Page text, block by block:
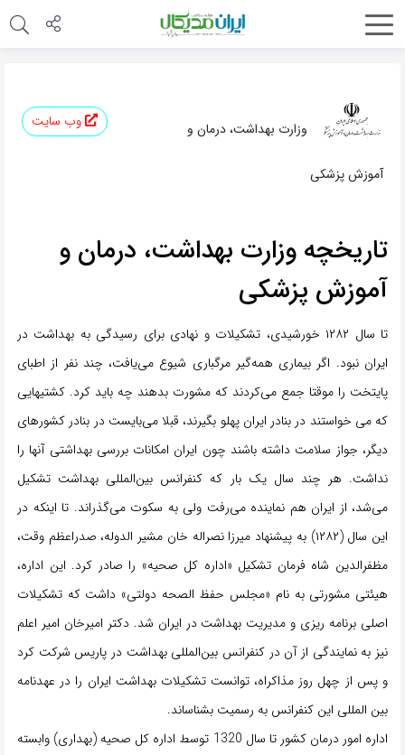
وزارت بهداشت، درمان و
آموزش پزشکی
وب سایت
تاریخچه وزارت بهداشت، درمان و
آموزش پزشکی
تا سال ۱۲۸۲ خورشیدی، تشکیلات و نهادی برای رسیدگی به بهداشت در
ایران نبود. اگر بیماری همه‌گیر مرگباری شیوع می‌یافت، چند نفر از اطبای
پایتخت را موقتا جمع مى‌کردند که مشورت بدهند چه باید کرد. کشتیهایی
که می خواستند در بنادر ایران پهلو بگیرند، قبلا می‌بایست در بنادر کشورهای
دیگر، جواز سلامت داشته باشند چون ایران امکانات بررسی بهداشتی آنها را
نداشت. هر چند سال یک بار که کنفرانس بین‌المللى بهداشت تشکیل
می‌شد، از ایران هم نماینده می‌رفت ولى به سکوت می‌گذراند. تا اینکه در
این سال (۱۲۸۲) به پیشنهاد میرزا نصراله خان مشیر الدوله، صدراعظم وقت،
مظفرالدین شاه فرمان تشکیل «اداره کل صحیه» را صادر کرد. این اداره،
هیئتی مشورتى به نام «مجلس حفظ الصحه دولتى» داشت که تشکیلات
اصلی برنامه ریزی و مدیریت بهداشت در ایران شد. دکتر امیرخان امیر اعلم
نیز به نمایندگی از آن در کنفرانس بین‌المللى بهداشت در پاریس شرکت کرد
و پس از چهل روز مذاکراه، توانست تشکیلات بهداشت ایران را در عهدنامه
بین المللی این کنفرانس به رسمیت بشناساند.
اداره امور درمان کشور تا سال 1320 توسط اداره کل صحیه (بهداری) وابسته